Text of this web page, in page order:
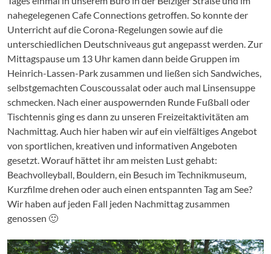
nahegelegenen Cafe Connections getroffen. So konnte der
Unterricht auf die Corona-Regelungen sowie auf die
unterschiedlichen Deutschniveaus gut angepasst werden. Zur
Mittagspause um 13 Uhr kamen dann beide Gruppen im
Heinrich-Lassen-Park zusammen und ließen sich Sandwiches,
selbstgemachten Couscoussalat oder auch mal Linsensuppe
schmecken. Nach einer auspowernden Runde Fußball oder
Tischtennis ging es dann zu unseren Freizeitaktivitäten am
Nachmittag. Auch hier haben wir auf ein vielfältiges Angebot
von sportlichen, kreativen und informativen Angeboten
gesetzt. Worauf hättet ihr am meisten Lust gehabt:
Beachvolleyball, Bouldern, ein Besuch im Technikmuseum,
Kurzfilme drehen oder auch einen entspannten Tag am See?
Wir haben auf jeden Fall jeden Nachmittag zusammen
genossen 🙂